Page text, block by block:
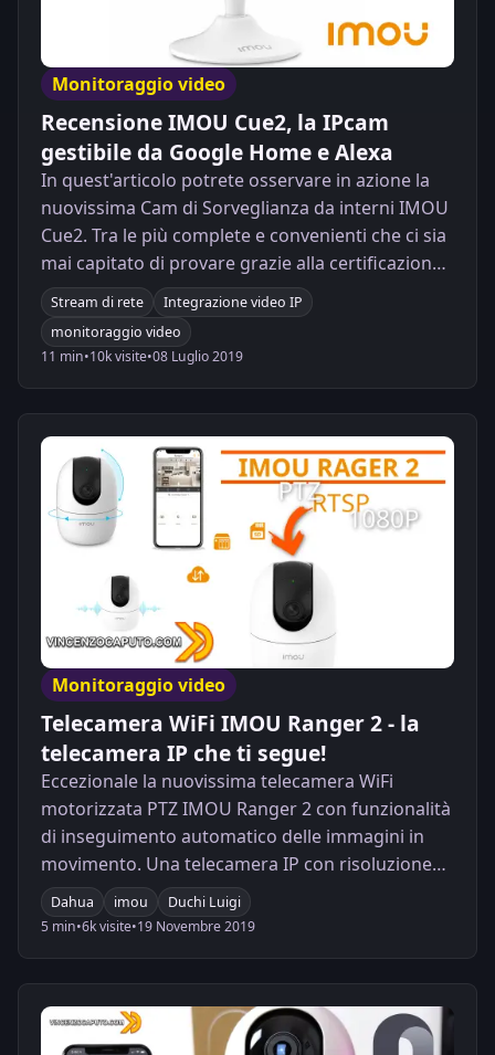
Monitoraggio video
Recensione IMOU Cue2, la IPcam
gestibile da Google Home e Alexa
In quest'articolo potrete osservare in azione la
nuovissima Cam di Sorveglianza da interni IMOU
Cue2. Tra le più complete e convenienti che ci sia
mai capitato di provare grazie alla certificazione
integrazione video IP e conseguente presenza
dello stream video di rete e la possibilità di
gestione tramite Google Home o Alexa, ad un
Stream di rete
Integrazione video IP
monitoraggio video
11 min•10k visite•08 Luglio 2019
Monitoraggio video
Telecamera WiFi IMOU Ranger 2 - la
telecamera IP che ti segue!
Eccezionale la nuovissima telecamera WiFi
motorizzata PTZ IMOU Ranger 2 con funzionalità
di inseguimento automatico delle immagini in
movimento. Una telecamera IP con risoluzione
Full HD, stream video di rete e riconoscimento
automatico delle forme umane. Entra e leggi
Dahua imou
Duchi Luigi
5 min•6k visite•19 Novembre 2019